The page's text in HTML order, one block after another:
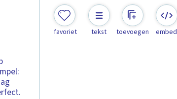
favoriet tekst toevoegen embed